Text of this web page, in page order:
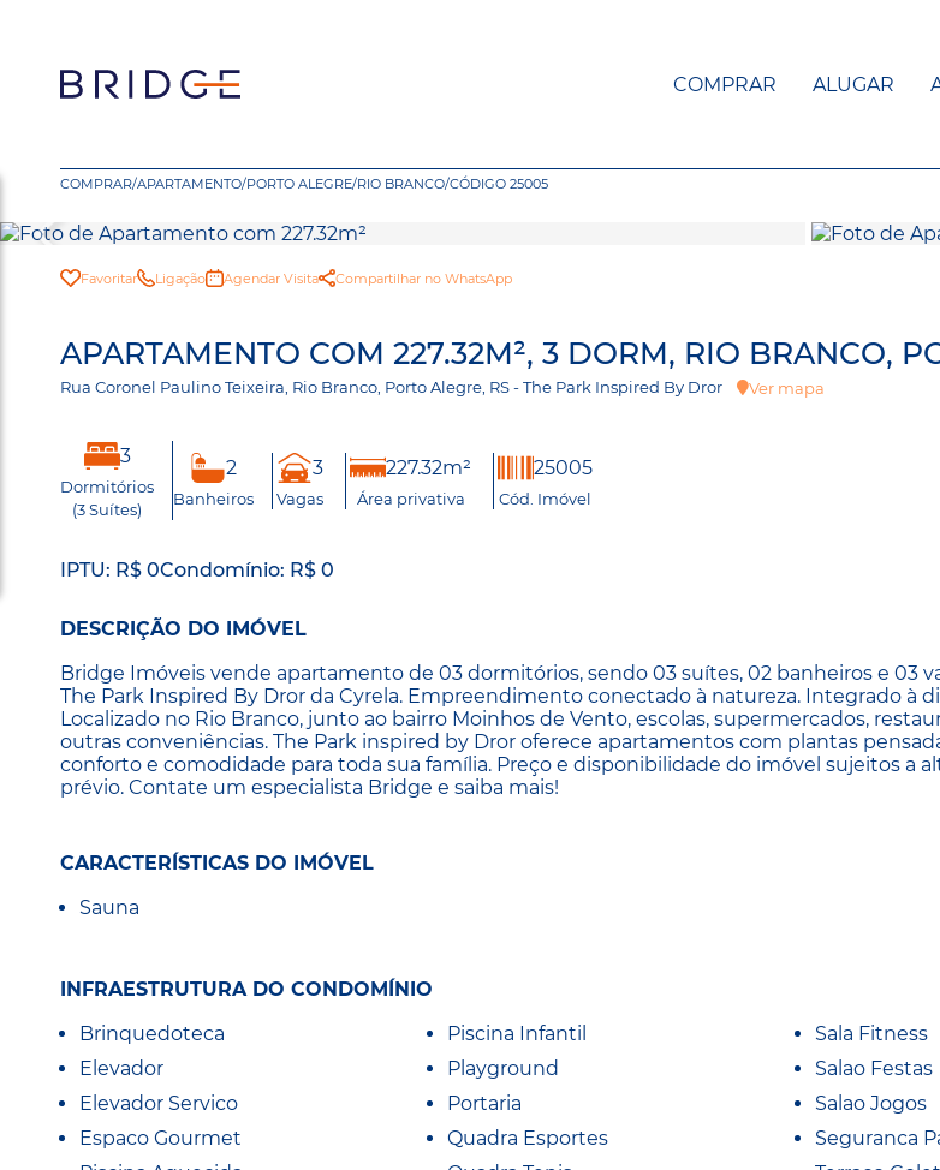
COMPRAR ALUGAR
COMPRAR/APARTAMENTO/PORTO ALEGRE/RIO BRANCO/CÓDIGO 25005
Favoritar Ligação Agendar Visita Compartilhar no WhatsApp
APARTAMENTO COM 227.32M², 3 DORM, RIO BRANCO,
Rua Coronel Paulino Teixeira, Rio Branco, Porto Alegre, RS - The Park Inspired By Dror Ver mapa
3
Dormitórios
(3 Suítes)
2
Banheiros
3
Vagas
227.32m²
Área privativa
25005
Cód. Imóvel
IPTU: R$ 0Condomínio: R$ 0
DESCRIÇÃO DO IMÓVEL
Bridge Imóveis vende apartamento de 03 dormitórios, sendo 03 suítes, 02 banheiros e 03
The Park Inspired By Dror da Cyrela. Empreendimento conectado à natureza. Integrado à
Localizado no Rio Branco, junto ao bairro Moinhos de Vento, escolas, supermercados,
outras conveniências. The Park inspired by Dror oferece apartamentos com plantas
conforto e comodidade para toda sua família. Preço e disponibilidade do imóvel sujeitos a
prévio. Contate um especialista Bridge e saiba mais!
CARACTERÍSTICAS DO IMÓVEL
Sauna
INFRAESTRUTURA DO CONDOMÍNIO
Brinquedoteca
Elevador
Elevador Servico
Espaco Gourmet
Piscina Infantil
Playground
Portaria
Quadra Esportes
Sala Fitness
Salao Festas
Salao Jogos
Seguranca